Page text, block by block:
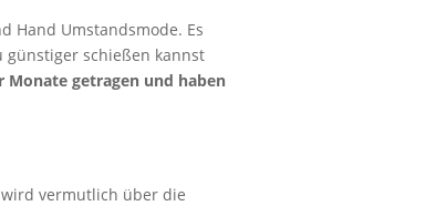
Hand Umstandsmode. Es
günstiger schießen kannst
getragen und haben
wird vermutlich über die